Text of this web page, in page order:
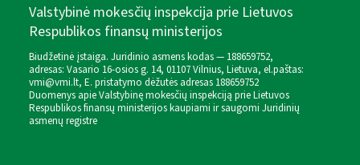
Valstybinė mokesčių inspekcija prie Lietuvos
Respublikos finansų ministerijos
Biudžetinė įstaiga. Juridinio asmens kodas — 188659752,
adresas: Vasario 16-osios g. 14, 01107 Vilnius, Lietuva, el.paštas:
vmi@vmi.lt, E. pristatymo dėžutės adresas 188659752
Duomenys apie Valstybinę mokesčių inspekciją prie Lietuvos
Respublikos finansų ministerijos kaupiami ir saugomi Juridinių
asmenų registre